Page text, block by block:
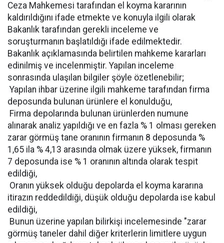
Ceza Mahkemesi tarafından el koyma kararının
kaldırıldığını ifade etmekte ve konuyla ilgili olarak
Bakanlık tarafından gerekli inceleme ve
soruşturmanın başlatıldığı ifade edilmektedir.
Bakanlık açıklamasında belirtilen mahkeme kararları
edinilmiş ve incelenmiştir. Yapılan inceleme
sonrasında ulaşılan bilgiler şöyle özetlenebilir;
 Yapılan ihbar üzerine ilgili mahkeme tarafından firma
deposunda bulunan ürünlere el konulduğu,
 Firma depolarında bulunan ürünlerden numune
alınarak analiz yapıldığı ve en fazla % 1 olması gereken
zarar görmüş tane oranının firmanın 8 deposunda %
1,65 ila % 4,13 arasında olmak üzere yüksek, firmanın
7 deposunda ise % 1 oranının altında olarak tespit
edildiği,
 Oranın yüksek olduğu depolarda el koyma kararına
itirazın reddedildiği, düşük olduğu depolarda ise kabul
edildiği,
 Bunun üzerine yapılan bilirkişi incelemesinde "zarar
görmüş taneler dahil diğer kriterlerin limitlere uygun